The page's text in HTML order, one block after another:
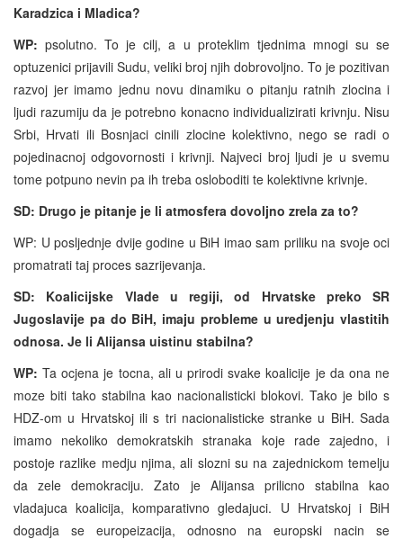
Karadzica i Mladica?
WP:psolutno. To je cilj, a u proteklim tjednima mnogi su se
optuzenici prijavili Sudu, veliki broj njih dobrovoljno. To je pozitivan
razvoj jer imamo jednu novu dinamiku o pitanju ratnih zlocina i
ljudi razumiju da je potrebno konacno individualizirati krivnju. Nisu
Srbi, Hrvati ili Bosnjaci cinili zlocine kolektivno, nego se radi o
pojedinacnoj odgovornosti i krivnji. Najveci broj ljudi je u svemu
tome potpuno nevin pa ih treba osloboditi te kolektivne krivnje.
SD: Drugo je pitanje je li atmosfera dovoljno zrela za to?
WP: U posljednje dvije godine u BiH imao sam priliku na svoje oci
promatrati taj proces sazrijevanja.
SD: Koalicijske Vlade u regiji, od Hrvatske preko SR
Jugoslavije pa do BiH, imaju probleme u uredjenju vlastitih
odnosa. Je li Alijansa uistinu stabilna?
WP:Ta ocjena je tocna, ali u prirodi svake koalicije je da ona ne
moze biti tako stabilna kao nacionalisticki blokovi. Tako je bilo s
HDZ-om u Hrvatskoj ili s tri nacionalisticke stranke u BiH. Sada
imamo nekoliko demokratskih stranaka koje rade zajedno, i
postoje razlike medju njima, ali slozni su na zajednickom temelju
da zele demokraciju. Zato je Alijansa prilicno stabilna kao
vladajuca koalicija, komparativno gledajuci. U Hrvatskoj i BiH
dogadja se europeizacija, odnosno na europski nacin se